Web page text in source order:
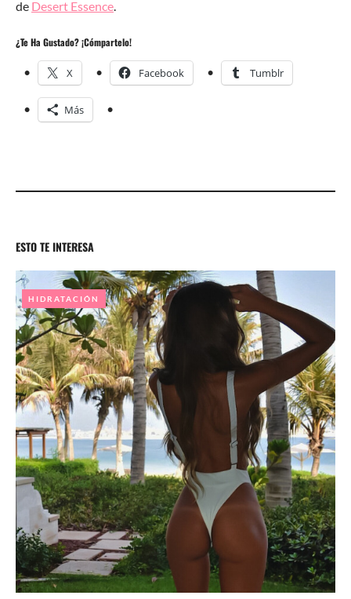
de Desert Essence.
¿Te Ha Gustado? ¡Cómpartelo!
X Facebook Tumblr
Más
ESTO TE INTERESA
HIDRATACIÓN